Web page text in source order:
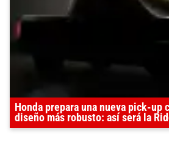
Honda prepara una nueva pick-up
diseño más robusto: así será la